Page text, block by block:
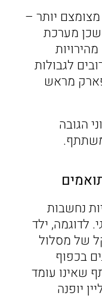
יותר –
ל-100 ק"ג – שכן מערכת
לגבולות
מראש
הגובה
נחשבות
לדוגמה, ילד
של מסלול
בכפוף
שאינו עומד
יופנה